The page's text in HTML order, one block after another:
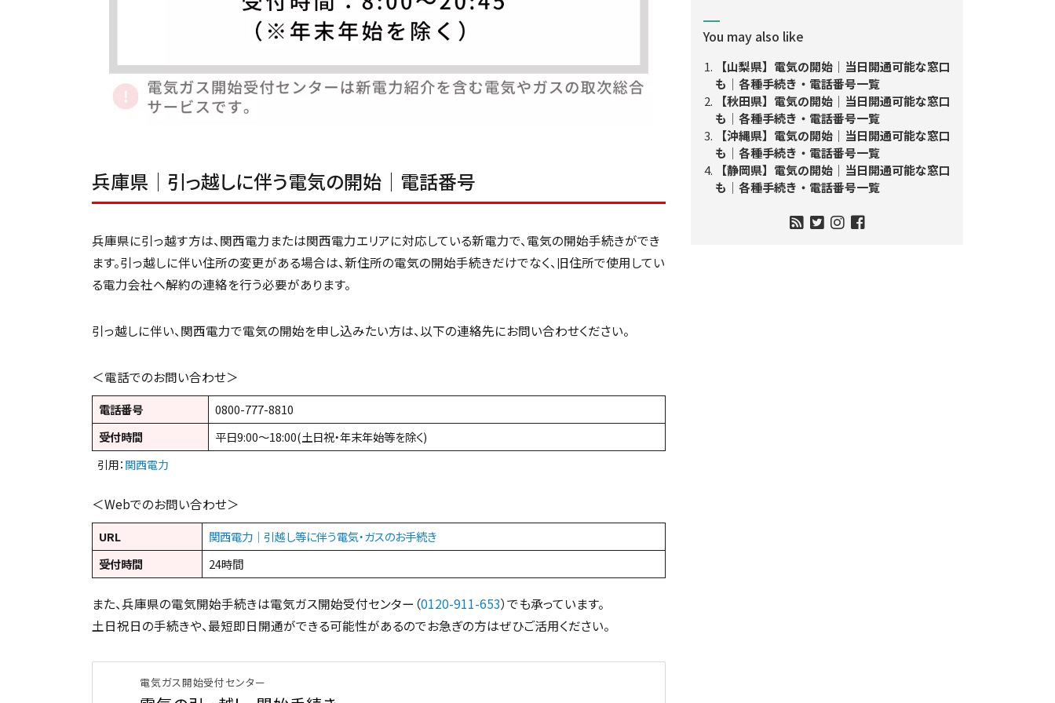
兵庫県│引っ越しに伴う電気の開始│電話番号
兵庫県に引っ越す方は、関西電力または関西電力エリアに対応している新電力で、電気の開始手続きができ
ます。引っ越しに伴い住所の変更がある場合は、新住所の電気の開始手続きだけでなく、旧住所で使用してい
る電力会社へ解約の連絡を行う必要があります。
引っ越しに伴い、関西電力で電気の開始を申し込みたい方は、以下の連絡先にお問い合わせください。
＜電話でのお問い合わせ＞
電話番号
0800-777-8810
受付時間
平日9:00〜18:00(土日祝・年末年始等を除く)
引用： 関西電力
＜Webでのお問い合わせ＞
URL
関西電力｜引越し等に伴う電気・ガスのお手続き
受付時間
24時間
また、兵庫県の電気開始手続きは電気ガス開始受付センター（0120-911-653）でも承っています。
土日祝日の手続きや、最短即日開通ができる可能性があるのでお急ぎの方はぜひご活用ください。
電気ガス開始受付センター
You may also like
【山梨県】電気の開始│当日開通可能な窓口
も│各種手続き・電話番号一覧
【秋田県】電気の開始│当日開通可能な窓口
も│各種手続き・電話番号一覧
【沖縄県】電気の開始│当日開通可能な窓口
も│各種手続き・電話番号一覧
【静岡県】電気の開始│当日開通可能な窓口
も│各種手続き・電話番号一覧